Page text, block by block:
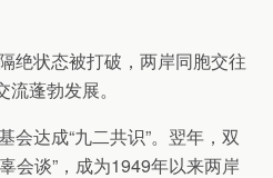
绝状态被打破，两岸同胞交往
蓬勃发展。
会达成“九二共识”。翌年，双
会谈”，成为1949年以来两岸